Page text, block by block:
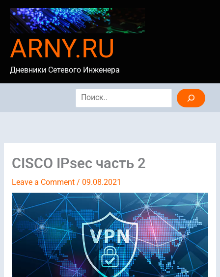
content
ARNY.RU
Дневники Сетевого Инженера
Search
CISCO IPsec часть 2
Leave a Comment / 09.08.2021